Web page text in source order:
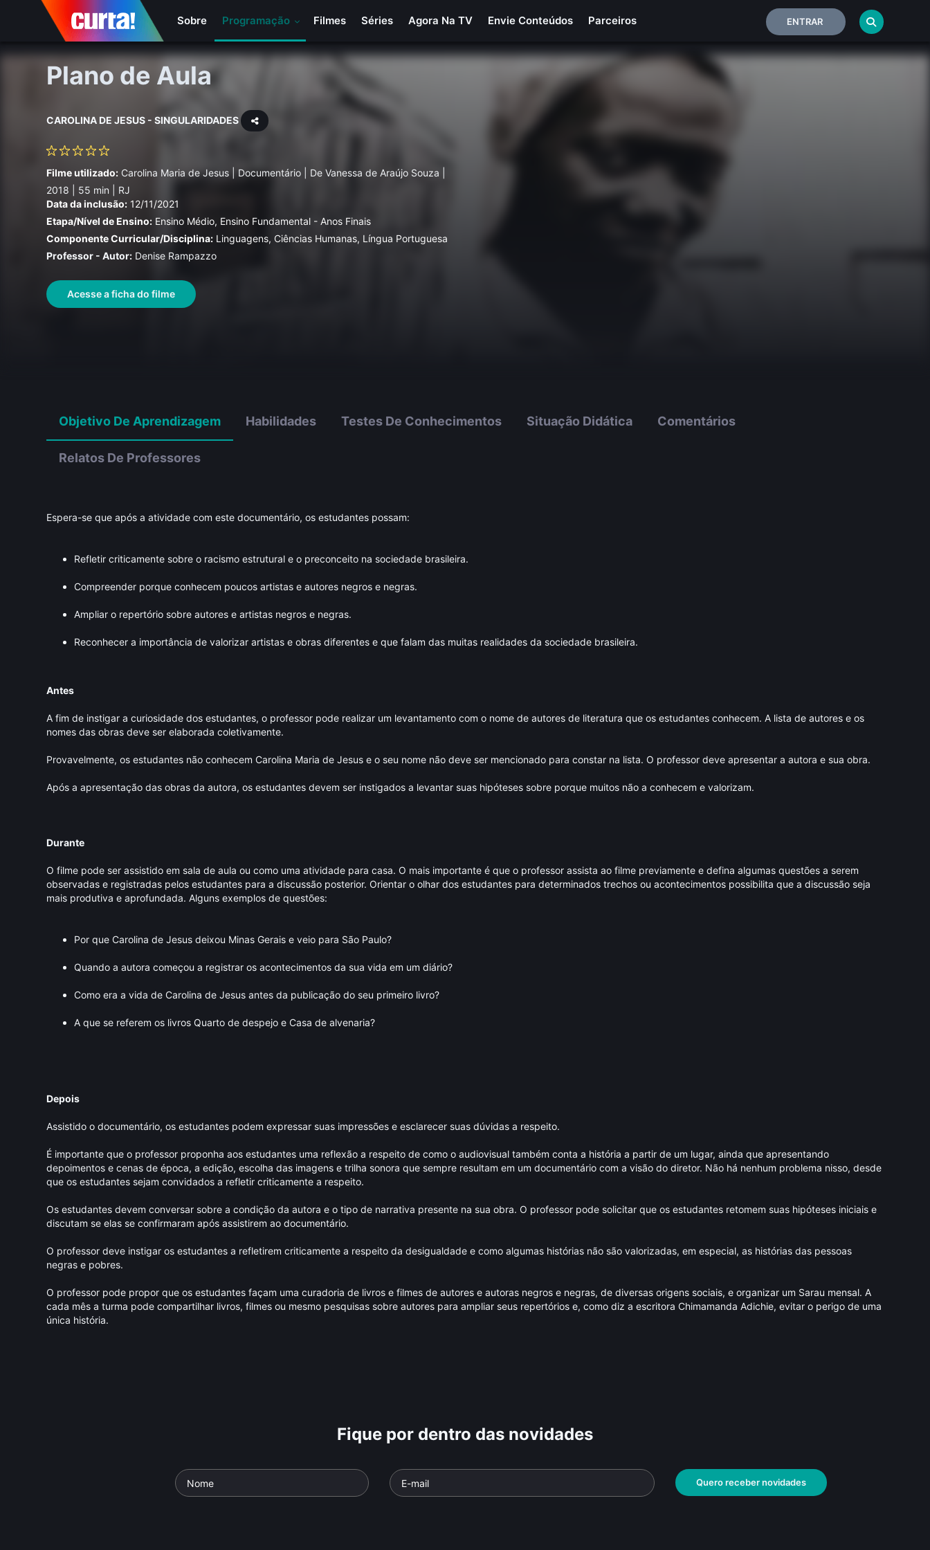
Sobre Programação Filmes Séries Agora Na TV Envie Conteúdos Parceiros ENTRAR
Plano de Aula
CAROLINA DE JESUS - SINGULARIDADES
Filme utilizado: Carolina Maria de Jesus | Documentário | De Vanessa de Araújo Souza |
2018 | 55 min | RJ
Data da inclusão: 12/11/2021
Etapa/Nível de Ensino: Ensino Médio, Ensino Fundamental - Anos Finais
Componente Curricular/Disciplina: Linguagens, Ciências Humanas, Língua Portuguesa
Professor - Autor: Denise Rampazzo
Acesse a ficha do filme
Objetivo De Aprendizagem Habilidades Testes De Conhecimentos Situação Didática Comentários
Relatos De Professores
Espera-se que após a atividade com este documentário, os estudantes possam:
Refletir criticamente sobre o racismo estrutural e o preconceito na sociedade brasileira.
Compreender porque conhecem poucos artistas e autores negros e negras.
Ampliar o repertório sobre autores e artistas negros e negras.
Reconhecer a importância de valorizar artistas e obras diferentes e que falam das muitas realidades da sociedade brasileira.
Antes
A fim de instigar a curiosidade dos estudantes, o professor pode realizar um levantamento com o nome de autores de literatura que os estudantes conhecem. A lista de autores e os
nomes das obras deve ser elaborada coletivamente.
Provavelmente, os estudantes não conhecem Carolina Maria de Jesus e o seu nome não deve ser mencionado para constar na lista. O professor deve apresentar a autora e sua obra.
Após a apresentação das obras da autora, os estudantes devem ser instigados a levantar suas hipóteses sobre porque muitos não a conhecem e valorizam.
Durante
O filme pode ser assistido em sala de aula ou como uma atividade para casa. O mais importante é que o professor assista ao filme previamente e defina algumas questões a serem
observadas e registradas pelos estudantes para a discussão posterior. Orientar o olhar dos estudantes para determinados trechos ou acontecimentos possibilita que a discussão seja
mais produtiva e aprofundada. Alguns exemplos de questões:
Por que Carolina de Jesus deixou Minas Gerais e veio para São Paulo?
Quando a autora começou a registrar os acontecimentos da sua vida em um diário?
Como era a vida de Carolina de Jesus antes da publicação do seu primeiro livro?
A que se referem os livros Quarto de despejo e Casa de alvenaria?
Depois
Assistido o documentário, os estudantes podem expressar suas impressões e esclarecer suas dúvidas a respeito.
É importante que o professor proponha aos estudantes uma reflexão a respeito de como o audiovisual também conta a história a partir de um lugar, ainda que apresentando
depoimentos e cenas de época, a edição, escolha das imagens e trilha sonora que sempre resultam em um documentário com a visão do diretor. Não há nenhum problema nisso, desde
que os estudantes sejam convidados a refletir criticamente a respeito.
Os estudantes devem conversar sobre a condição da autora e o tipo de narrativa presente na sua obra. O professor pode solicitar que os estudantes retomem suas hipóteses iniciais e
discutam se elas se confirmaram após assistirem ao documentário.
O professor deve instigar os estudantes a refletirem criticamente a respeito da desigualdade e como algumas histórias não são valorizadas, em especial, as histórias das pessoas
negras e pobres.
O professor pode propor que os estudantes façam uma curadoria de livros e filmes de autores e autoras negros e negras, de diversas origens sociais, e organizar um Sarau mensal. A
cada mês a turma pode compartilhar livros, filmes ou mesmo pesquisas sobre autores para ampliar seus repertórios e, como diz a escritora Chimamanda Adichie, evitar o perigo de uma
única história.
Fique por dentro das novidades
Quero receber novidades